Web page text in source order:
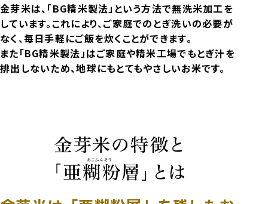
金芽米は、「BG精米製法」という方法で無洗米加工を
しています。これにより、ご家庭でのとぎ洗いの必要が
なく、毎日手軽にご飯を炊くことができます。
また「BG精米製法」はご家庭や精米工場でもとぎ汁を
排出しないため、地球にもとてもやさしいお米です。